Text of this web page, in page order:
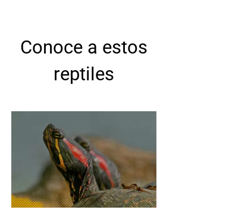
Conoce a estos
reptiles